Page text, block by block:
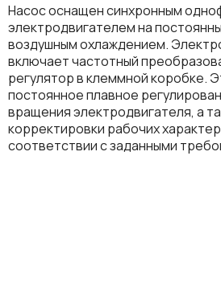
Насос оснащен синхронным
электродвигателем на
воздушным охлаждением.
включает частотный
регулятор в клеммной коробке.
постоянное плавное
вращения электродвигателя, а
корректировки рабочих
соответствии с заданными